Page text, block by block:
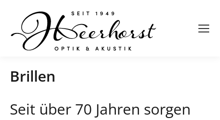
Brillen
Seit über 70 Jahren sorgen